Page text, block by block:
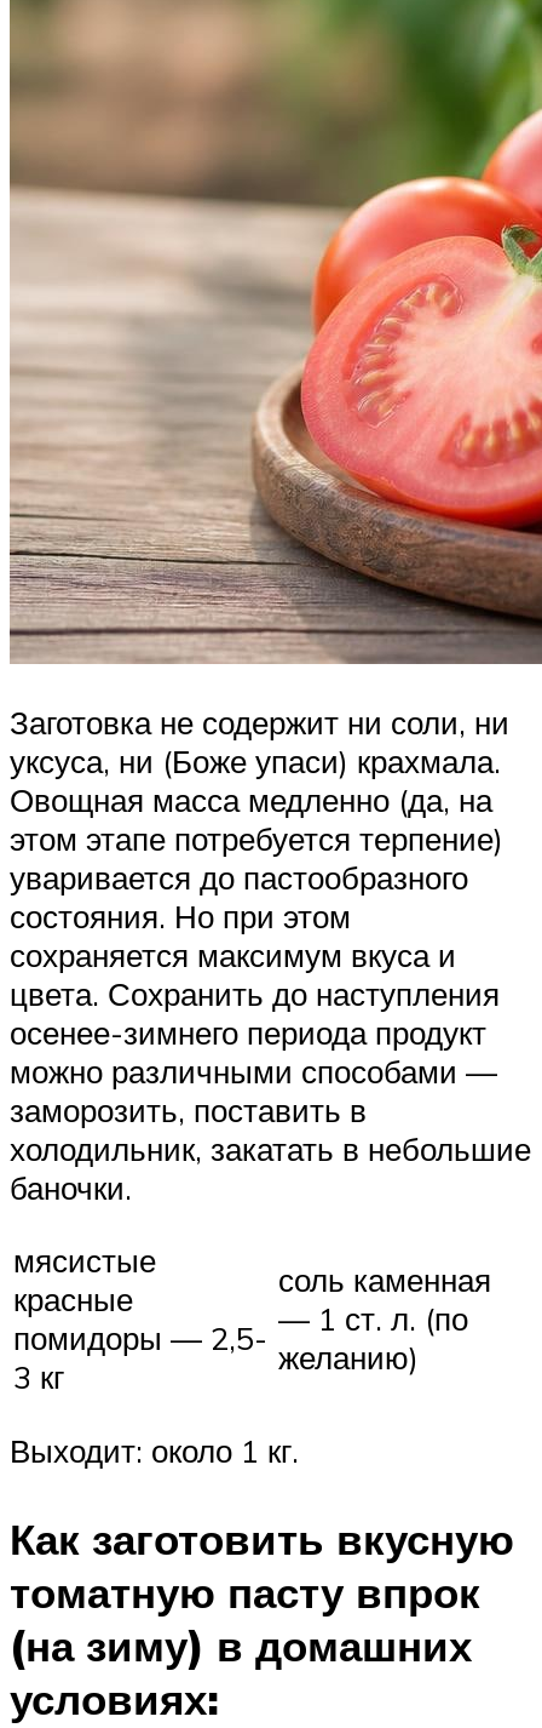
Заготовка не содержит ни соли, ни
уксуса, ни (Боже упаси) крахмала.
Овощная масса медленно (да, на
этом этапе потребуется терпение)
уваривается до пастообразного
состояния. Но при этом
сохраняется максимум вкуса и
цвета. Сохранить до наступления
осенее-зимнего периода продукт
можно различными способами —
заморозить, поставить в
холодильник, закатать в небольшие
баночки.
мясистые
красные
помидоры — 2,5-
3 кг
соль каменная
— 1 ст. л. (по
желанию)
Выходит: около 1 кг.
Как заготовить вкусную
томатную пасту впрок
(на зиму) в домашних
условиях: